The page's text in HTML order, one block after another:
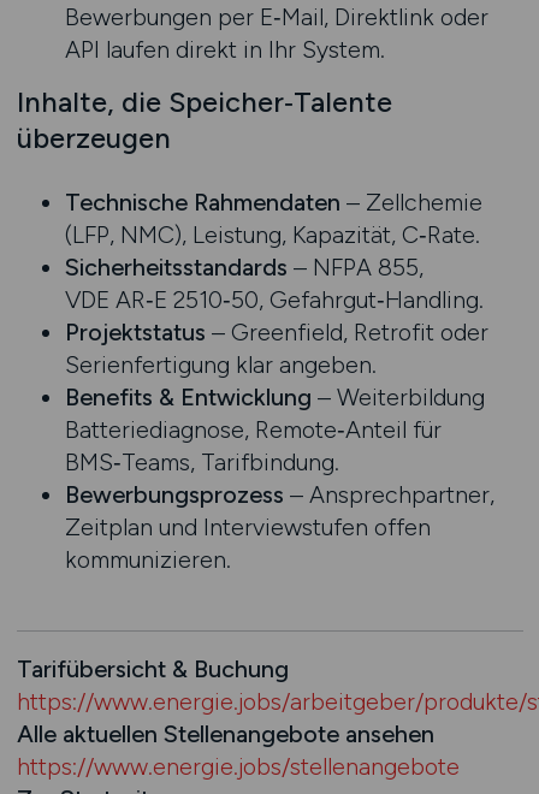
Bewerbungen per E‑Mail, Direktlink oder
API laufen direkt in Ihr System.
Inhalte, die Speicher‑Talente
überzeugen
Technische Rahmendaten – Zellchemie
(LFP, NMC), Leistung, Kapazität, C‑Rate.
Sicherheitsstandards – NFPA 855,
VDE AR‑E 2510‑50, Gefahrgut‑Handling.
Projektstatus – Greenfield, Retrofit oder
Serienfertigung klar angeben.
Benefits & Entwicklung – Weiterbildung
Batteriediagnose, Remote‑Anteil für
BMS‑Teams, Tarifbindung.
Bewerbungsprozess – Ansprechpartner,
Zeitplan und Interview­stufen offen
kommunizieren.
Tarifübersicht & Buchung
https://www.energie.jobs/arbeitgeber/produkte/
Alle aktuellen Stellenangebote ansehen
https://www.energie.jobs/stellenangebote